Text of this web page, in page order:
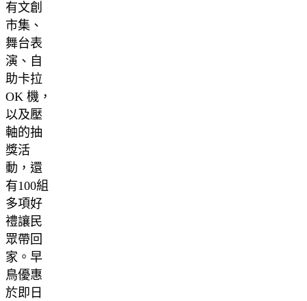
有文創
市集、
舞台表
演、自
助卡拉
OK 機，
以及壓
軸的抽
獎活
動，還
有100組
多項好
禮讓民
眾帶回
家。早
鳥優惠
於即日